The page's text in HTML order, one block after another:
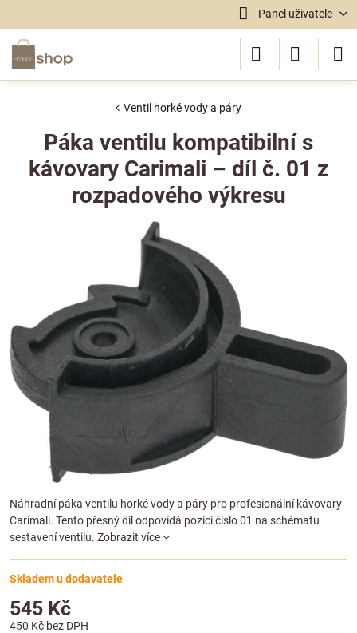
Panel uživatele
Ventil horké vody a páry
Páka ventilu kompatibilní s
kávovary Carimali – díl č. 01 z
rozpadového výkresu
Náhradní páka ventilu horké vody a páry pro profesionální kávovary
Carimali. Tento přesný díl odpovídá pozici číslo 01 na schématu
sestavení ventilu. Zobrazit více
Skladem u dodavatele
545 Kč
450 Kč bez DPH